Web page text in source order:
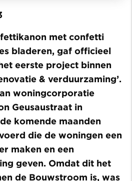
met confetti
bladeren, gaf officieel
eerste project binnen
& verduurzaming’.
woningcorporatie
Geusaustraat in
komende maanden
die de woningen een
maken en een
geven. Omdat dit het
de Bouwstroom is, was